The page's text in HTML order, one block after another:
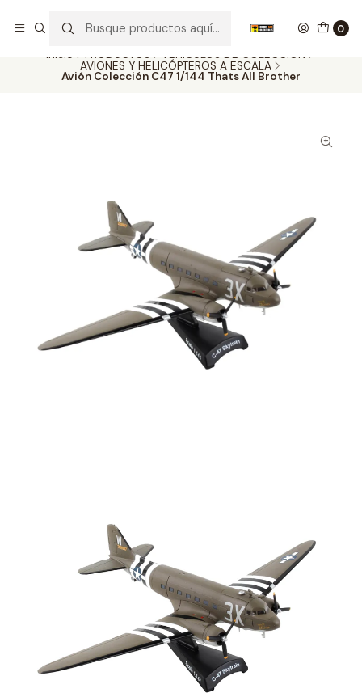
0
Inicio PRODUCTOS
VEHÍCULOS DE COLECCIÓN
AVIONES Y HELICÓPTEROS A ESCALA
Avión Colección C47 1/144 Thats All Brother